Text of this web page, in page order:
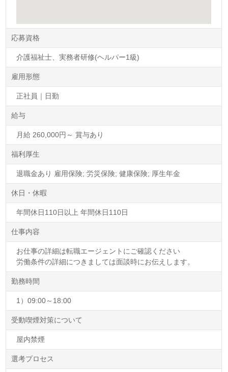
応募資格
介護福祉士、実務者研修(ヘルパー1級)
雇用形態
正社員｜日勤
給与
月給 260,000円～ 賞与あり
福利厚生
退職金あり 雇用保険; 労災保険; 健康保険; 厚生年金
休日・休暇
年間休日110日以上 年間休日110日
仕事内容
お仕事の詳細は転職エージェントにご確認ください
労働条件の詳細につきましては面談時にお伝えします。
勤務時間
1）09:00～18:00
受動喫煙対策について
屋内禁煙
選考プロセス